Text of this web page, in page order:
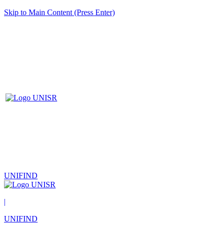
Skip to Main Content (Press Enter)
UNIFIND
|
UNIFIND